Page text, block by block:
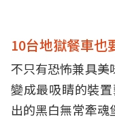
10台地獄餐車也
不只有恐怖兼具美
變成最吸睛的裝
出的黑白無常牽魂